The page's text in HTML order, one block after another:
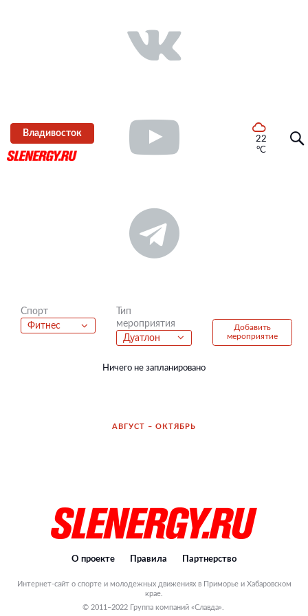
Владивосток
22
°C
Спорт
Фитнес
Тип
мероприятия
Дуатлон
Добавить
мероприятие
Ничего не запланировано
АВГУСТ – ОКТЯБРЬ
О проекте Правила Партнерство
Интернет-сайт о спорте и молодежных движениях в Приморье и Хабаровском
крае.
© 2011–2022 Группа компаний «Славда».